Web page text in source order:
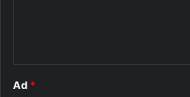
Ad *